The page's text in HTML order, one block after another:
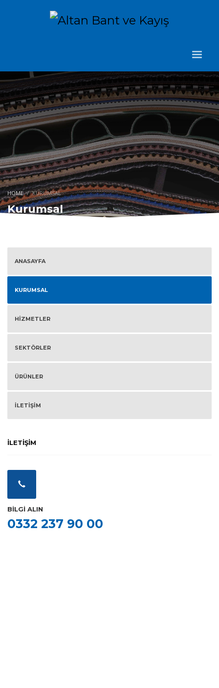
HOME KURUMSAL
Kurumsal
ANASAYFA
KURUMSAL
HİZMETLER
SEKTÖRLER
ÜRÜNLER
İLETİŞİM
İLETİŞİM
BİLGİ ALIN
0332 237 90 00